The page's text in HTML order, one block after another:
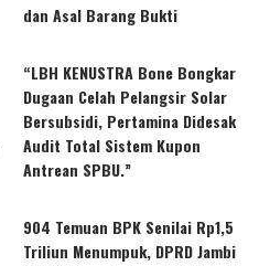
dan Asal Barang Bukti
“LBH KENUSTRA Bone Bongkar
Dugaan Celah Pelangsir Solar
Bersubsidi, Pertamina Didesak
Audit Total Sistem Kupon
Antrean SPBU.”
904 Temuan BPK Senilai Rp1,5
Triliun Menumpuk, DPRD Jambi